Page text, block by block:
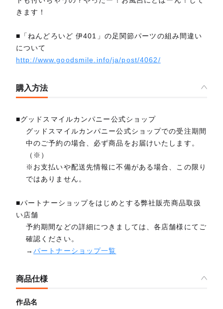
きます！
■「ねんどろいど 伊401」の足関節パーツの組み間違い
について
http://www.goodsmile.info/ja/post/4062/
購入方法
■グッドスマイルカンパニー公式ショップ
グッドスマイルカンパニー公式ショップでの受注期間
中のご予約の場合、必ず商品をお届けいたします。
（※）
※お支払いや配送先情報に不備がある場合、この限り
ではありません。
■パートナーショップをはじめとする弊社販売商品取扱
い店舗
予約期間などの詳細につきましては、各店舗様にてご
確認ください。
→パートナーショップ一覧
商品仕様
作品名